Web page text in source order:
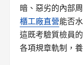
暗、惡劣的內部
櫃工廠直營能否
這既考驗質檢員
各項規章軌制，